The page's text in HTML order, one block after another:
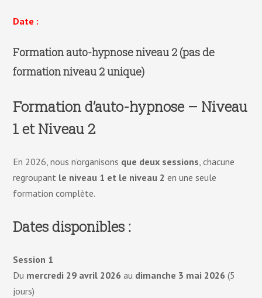
Date :
Formation auto-hypnose niveau 2 (pas de
formation niveau 2 unique)
Formation d’auto-hypnose – Niveau
1 et Niveau 2
En 2026, nous n’organisons que deux sessions, chacune
regroupant le niveau 1 et le niveau 2 en une seule
formation complète.
Dates disponibles :
Session 1
Du mercredi 29 avril 2026 au dimanche 3 mai 2026 (5
jours)